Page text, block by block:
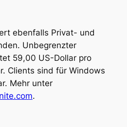
ebenfalls Privat- und
Unbegrenzter
59,00 US-Dollar pro
Clients sind für Windows
Mehr unter
.